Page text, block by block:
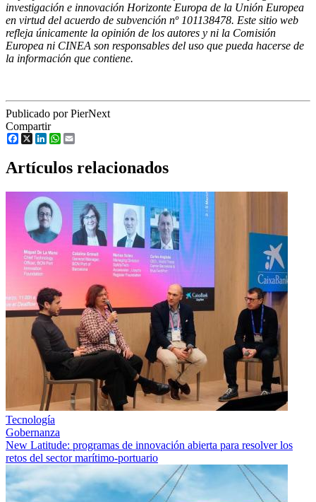
investigación e innovación Horizonte Europa de la Unión Europea
en virtud del acuerdo de subvención nº 101138478. Este sitio web
refleja únicamente la opinión de los autores y ni la Comisión
Europea ni CINEA son responsables del uso que pueda hacerse de
la información que contiene.
Publicado por PierNext
Compartir
Facebook
X LinkedInWhatsApp
Artículos relacionados
Tecnología
Gobernanza
New Latitude: programas de innovación abierta para resolver los
retos del sector marítimo-portuario